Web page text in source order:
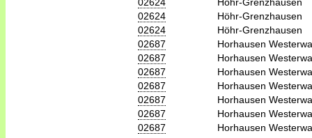
02624
Höhr-Grenzhausen
02624
Höhr-Grenzhausen
02624
Höhr-Grenzhausen
02687
Horhausen
02687
Horhausen
02687
Horhausen
02687
Horhausen
02687
Horhausen
02687
Horhausen
02687
Horhausen